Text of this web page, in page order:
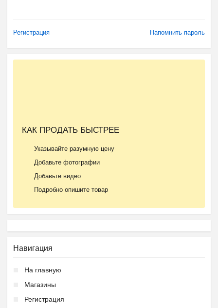
Регистрация Напомнить пароль
КАК ПРОДАТЬ БЫСТРЕЕ
Указывайте разумную цену
Добавьте фотографии
Добавьте видео
Подробно опишите товар
Навигация
На главную
Магазины
Регистрация